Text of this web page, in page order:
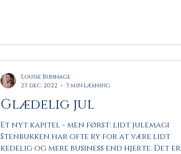
Glædelig jul
Et nyt kapitel - men først: lidt julemagi
Stenbukken har ofte ry for at være lidt
kedelig og mere business end hjerte. Det er
Louise Bunnage
23. dec. 2022
3 min læsning